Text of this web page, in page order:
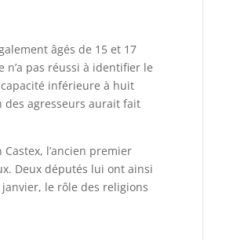
âgés de 15 et 17
pas réussi à identifier le
inférieure à huit
des agresseurs aurait fait
l’ancien premier
Deux députés lui ont ainsi
le rôle des religions